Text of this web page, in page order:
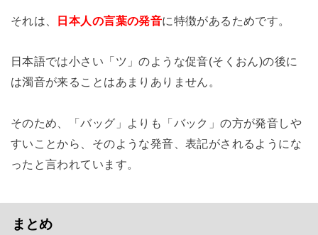
それは、 日本人の言葉の発音に特徴があるためです。
日本語では小さい「ツ」のような促音(そくおん)の後に
は濁音が来ることはあまりありません。
そのため、「バッグ」よりも「バック」の方が発音しや
すいことから、そのような発音、表記がされるようにな
ったと言われています。
まとめ